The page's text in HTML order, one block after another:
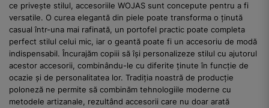
ce privește stilul, accesoriile WOJAS sunt concepute pentru a fi
versatile. O curea elegantă din piele poate transforma o ținută
casual într-una mai rafinată, un portofel practic poate completa
perfect stilul celui mic, iar o geantă poate fi un accesoriu de modă
indispensabil. Încurajăm copiii să își personalizeze stilul cu ajutorul
acestor accesorii, combinându-le cu diferite ținute în funcție de
ocazie și de personalitatea lor. Tradiția noastră de producție
poloneză ne permite să combinăm tehnologiile moderne cu
metodele artizanale, rezultând accesorii care nu doar arată